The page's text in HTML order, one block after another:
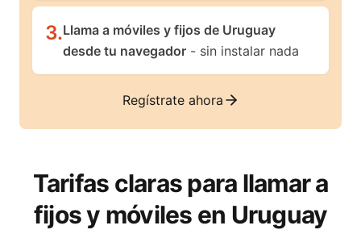
3.Llama a móviles y fijos de Uruguay
desde tu navegador - sin instalar nada
Regístrate ahora
Tarifas claras para llamar a
fijos y móviles en Uruguay